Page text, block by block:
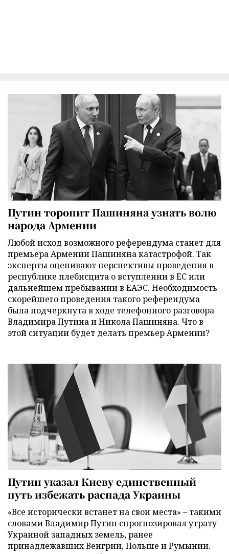
Путин торопит Пашиняна узнать волю
народа Армении
Любой исход возможного референдума станет для
премьера Армении Пашиняна катастрофой. Так
эксперты оценивают перспективы проведения в
республике плебисцита о вступлении в ЕС или
дальнейшем пребывании в ЕАЭС. Необходимость
скорейшего проведения такого референдума
была подчеркнута в ходе телефонного разговора
Владимира Путина и Никола Пашиняна. Что в
этой ситуации будет делать премьер Армении?
Путин указал Киеву единственный
путь избежать распада Украины
«Все исторически встанет на свои места» – такими
словами Владимир Путин спрогнозировал утрату
Украиной западных земель, ранее
принадлежавших Венгрии, Польше и Румынии.